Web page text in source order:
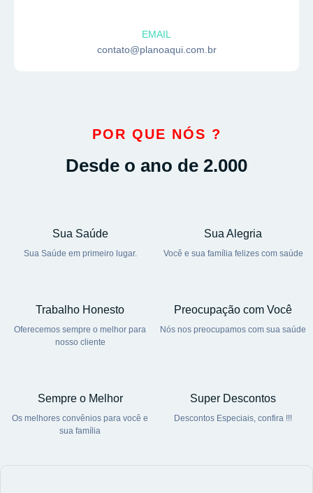
EMAIL
contato@planoaqui.com.br
POR QUE NÓS ?
Desde o ano de 2.000
Sua Saúde
Sua Saúde em primeiro lugar.
Sua Alegria
Você e sua família felizes com saúde
Trabalho Honesto
Oferecemos sempre o melhor para
nosso cliente
Preocupação com Você
Nós nos preocupamos com sua saúde
Sempre o Melhor
Os melhores convênios para você e
sua família
Super Descontos
Descontos Especiais, confira !!!